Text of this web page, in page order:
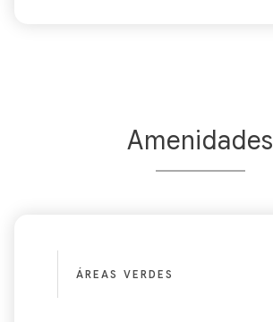
Amenidades
ÁREAS VERDES